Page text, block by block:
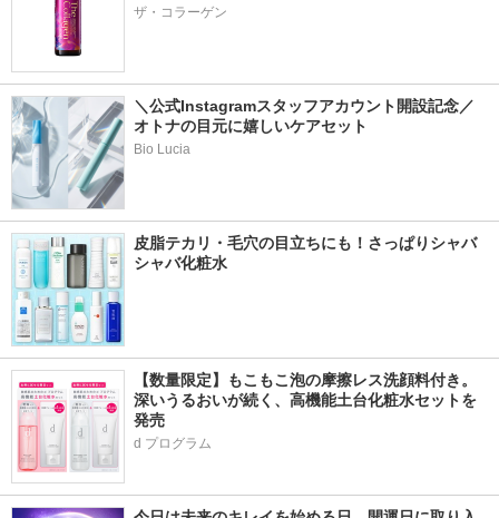
ザ・コラーゲン
＼公式Instagramスタッフアカウント開設記念／
オトナの目元に嬉しいケアセット
Bio Lucia
皮脂テカリ・毛穴の目立ちにも！さっぱりシャバ
シャバ化粧水
【数量限定】もこもこ泡の摩擦レス洗顔料付き。
深いうるおいが続く、高機能土台化粧水セットを
発売
d プログラム